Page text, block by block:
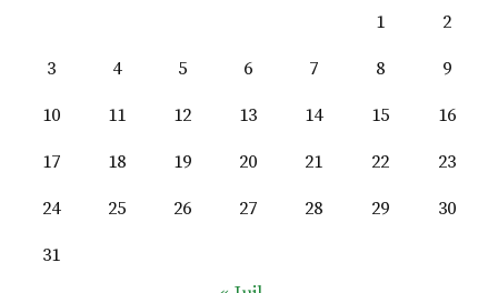
1
2
3
4 5 6 7 8
9
10
11 12 13 14 15
16
17
18 19 20 21 22
23
24
25 26 27 28 29
30
31